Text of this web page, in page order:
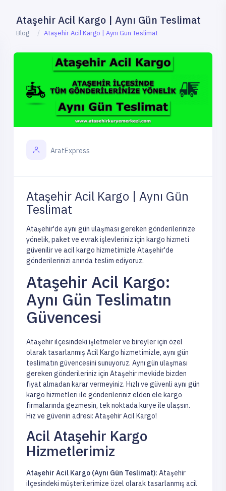
Ataşehir Acil Kargo | Aynı Gün Teslimat
Blog Ataşehir Acil Kargo | Aynı Gün Teslimat
AratExpress
Ataşehir Acil Kargo | Aynı Gün
Teslimat
Ataşehir'de aynı gün ulaşması gereken gönderilerinize
yönelik, paket ve evrak işlevleriniz için kargo hizmeti
güvenilir ve acil kargo hizmetimizle Ataşehir'de
gönderilerinizi anında teslim ediyoruz.
Ataşehir Acil Kargo:
Aynı Gün Teslimatın
Güvencesi
Ataşehir ilçesindeki işletmeler ve bireyler için özel
olarak tasarlanmış Acil Kargo hizmetimizle, aynı gün
teslimatın güvencesini sunuyoruz. Aynı gün ulaşması
gereken gönderileriniz için Ataşehir mevkide bizden
fiyat almadan karar vermeyiniz. Hızlı ve güvenli aynı gün
kargo hizmetleri ile gönderileriniz elden ele kargo
firmalarında gezmesin, tek noktada kurye ile ulaşsın.
Hız ve güvenin adresi: Ataşehir Acil Kargo!
Acil Ataşehir Kargo
Hizmetlerimiz
Ataşehir Acil Kargo (Aynı Gün Teslimat): Ataşehir
ilçesindeki müşterilerimize özel olarak tasarlanmış acil